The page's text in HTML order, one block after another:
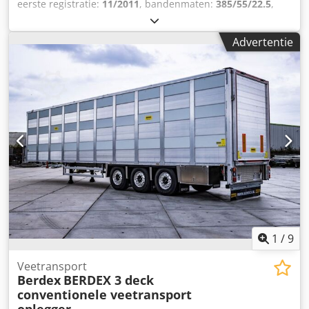
eerste registratie: 11/2011, bandenmaten: 385/55/22.5,
, Heffdak Gescheiden vloer / twee-
cilindersysteem Zelfstandig functioneren
Afstandsbediening = Verdere informatie = Bandenmaat:
385/55/22.5 Achteras 1: Gestuurd; Profiel links: 65%; Profiel
rechts: 65% Achteras 2: Profiel links: 65%; Profiel rechts:
65% Leeggewicht: 10.800 kg Technische staat: zeer goed
Optische staat: zeer goed Codjyxw A Topfx Ac Ijha
Advertentie
1 /9
Veetransport
Berdex BERDEX 3 deck
conventionele veetransport